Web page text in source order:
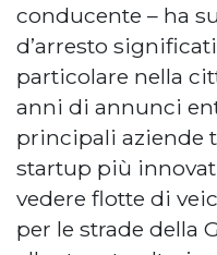
conducente – ha
d’arresto
particolare nella
anni di annunci
principali aziende
startup più
vedere flotte di
per le strade della